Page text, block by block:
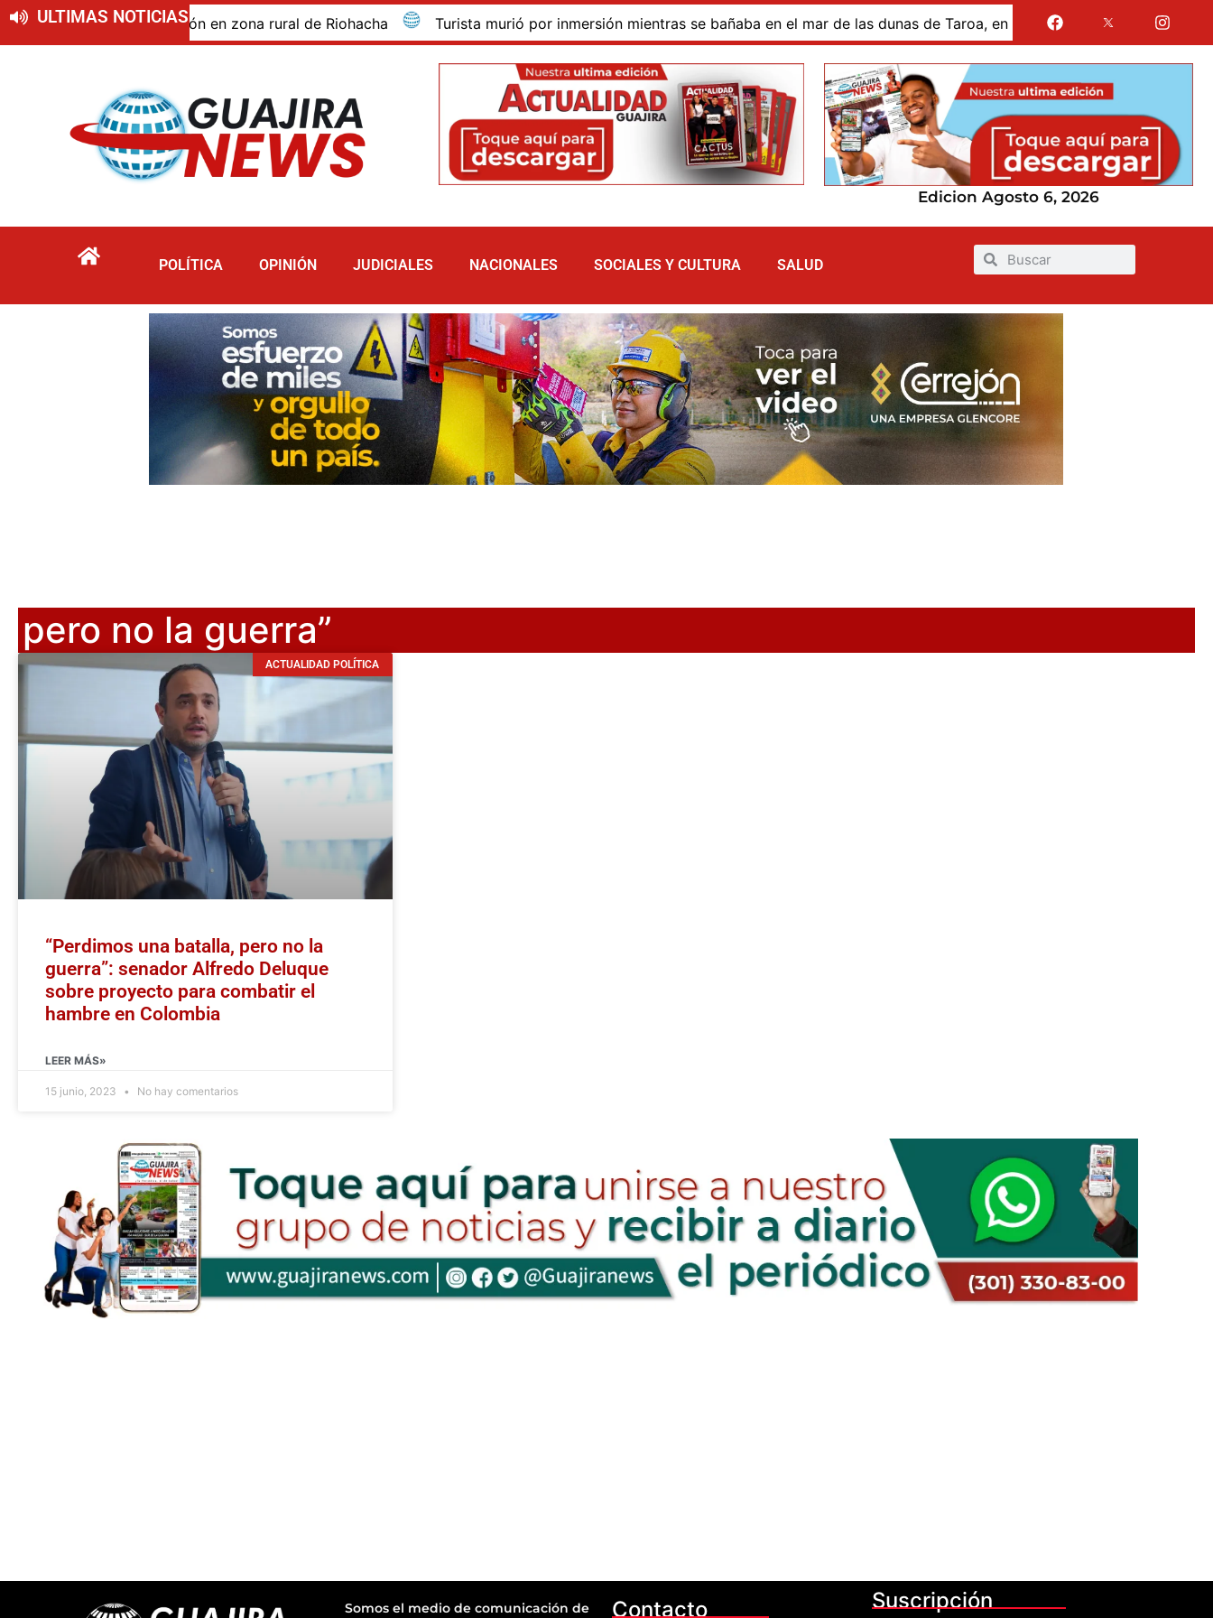
ULTIMAS NOTICIAS
de descomposición en zona rural de Riohacha Turista murió por inmersión mientras se bañaba en el mar de las dunas de Taroa, en la Alta Guajira Gases de La
Edicion Agosto 6, 2026
POLÍTICA OPINIÓN JUDICIALES NACIONALES SOCIALES Y CULTURA SALUD
pero no la guerra”
ACTUALIDAD POLÍTICA
“Perdimos una batalla, pero no la
guerra”: senador Alfredo Deluque
sobre proyecto para combatir el
hambre en Colombia
LEER MÁS»
15 junio, 2023 No hay comentarios
Somos el medio de comunicación de Contacto Suscripción